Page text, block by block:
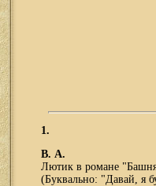
1.
В. А.
Лютик в романе "
(Буквально: "Давай, я